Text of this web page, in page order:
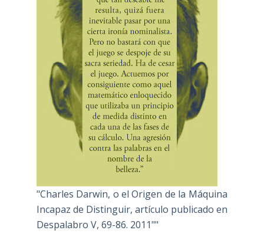
"Charles Darwin, o el Origen de la Máquina
Incapaz de Distinguir, artículo publicado en
Despalabro V, 69-86. 2011""